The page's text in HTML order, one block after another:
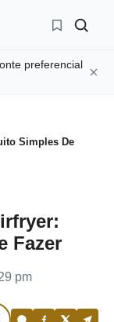
preferencial
Simples De
Fazer
pm